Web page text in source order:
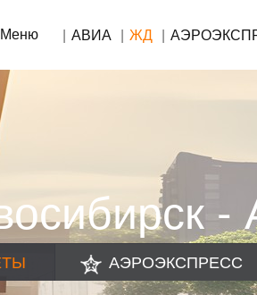
Меню АВИА ЖД
-
АЭРОЭКСПРЕСС